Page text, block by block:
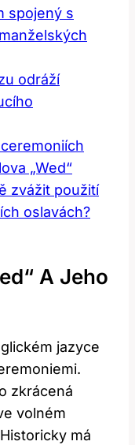
spojený s
odráží
„Wed“
zvážit použití
oslavách?
A Jeho
jazyce
zkrácená
volném
má